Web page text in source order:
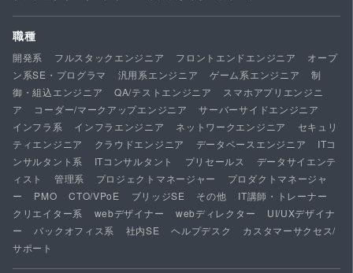
職種
開発系 フルスタックエンジニア フロントエンドエンジニア
オープ
ン系SE・プログラマ
汎用系エンジニア ゲーム系エンジニア
制
御・組込エンジニア
QA/テストエンジニア
スマホアプリエンジニ
ア
コーダー/マークアップエンジニア
サーバーサイドエンジニア
インフラ系
インフラエンジニア ネットワークエンジニア
セキュリ
ティエンジニア
クラウドエンジニア データベースエンジニア
ITコ
ンサルタント系
ITコンサルタント プリセールス
データサイエンテ
ィスト
管理系 プロジェクトマネージャー
プロダクトマネージャ
ー
PMO CTO/VPoE ブリッジSE その他
IT講師・トレーナー
クリエイター系
webデザイナー webディレクター
UI/UXデザイナ
ー
バックオフィス系 社内SE ヘルプデスク
カスタマーサクセス/
サポート